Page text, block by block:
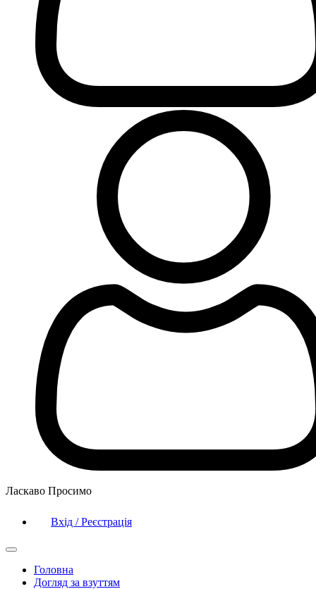
Ласкаво Просимо
Вхід / Реєстрація
Головна
Догляд за взуттям